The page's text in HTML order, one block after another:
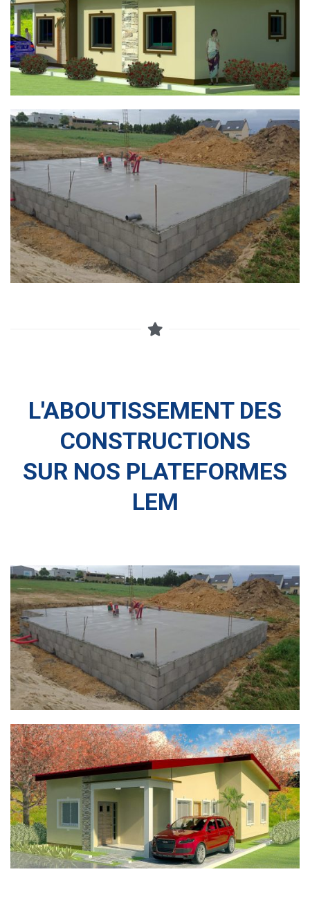
L'ABOUTISSEMENT DES
CONSTRUCTIONS
SUR NOS PLATEFORMES
LEM